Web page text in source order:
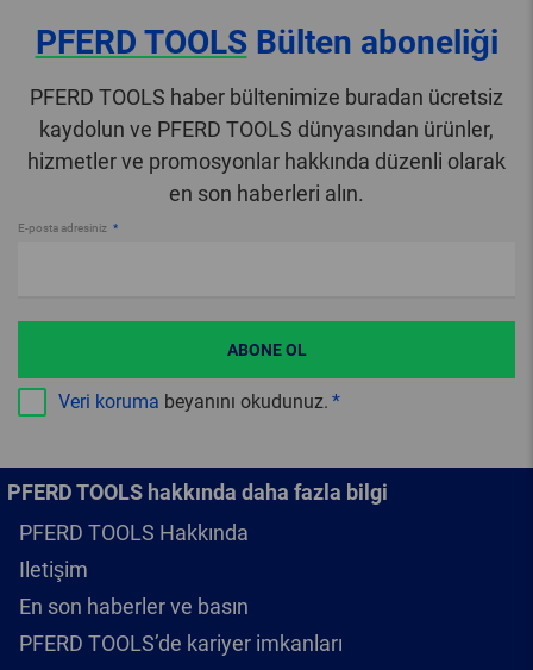
PFERD TOOLSBülten aboneliği
PFERD TOOLS haber bültenimize buradan ücretsiz
kaydolun ve PFERD TOOLS dünyasından ürünler,
hizmetler ve promosyonlar hakkında düzenli olarak
en son haberleri alın.
E-posta adresiniz
Veri koruma beyanını okudunuz.
ABONE OL
PFERD TOOLS hakkında daha fazla bilgi
PFERD TOOLS Hakkında
Iletişim
En son haberler ve basın
PFERD TOOLS’de kariyer imkanları